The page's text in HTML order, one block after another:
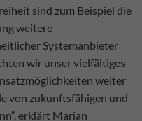
sind zum Beispiel die
weitere
Systemanbieter
wir unser vielfältiges
weiter
von zukunftsfähigen und
erklärt Marian